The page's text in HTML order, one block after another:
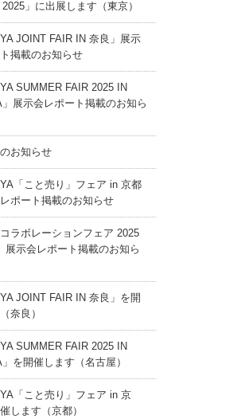
2025」に出展します（東京）
JOINT FAIR IN 奈良」展示
掲載のお知らせ
SUMMER FAIR 2025 IN
」展示会レポート掲載のお知ら
お知らせ
「こと売り」フェア in 京都
ポート掲載のお知らせ
コラボレーションフェア 2025
展示会レポート掲載のお知ら
JOINT FAIR IN 奈良」を開
奈良）
SUMMER FAIR 2025 IN
」を開催します（名古屋）
「こと売り」フェア in 京
します（京都）